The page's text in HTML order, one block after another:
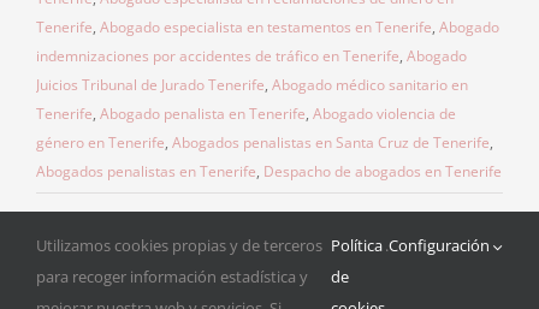
Tenerife, Abogado especialista en testamentos en Tenerife, Abogado
indemnizaciones por accidentes de tráfico en Tenerife, Abogado
Juicios Tribunal de Jurado Tenerife, Abogado médico sanitario en
Tenerife, Abogado penalista en Tenerife, Abogado violencia de
género en Tenerife, Abogados penalistas en Santa Cruz de Tenerife,
Abogados penalistas en Tenerife, Despacho de abogados en Tenerife
Utilizamos cookies propias y de terceros
para recoger información estadística y
Política
de
.Configuración